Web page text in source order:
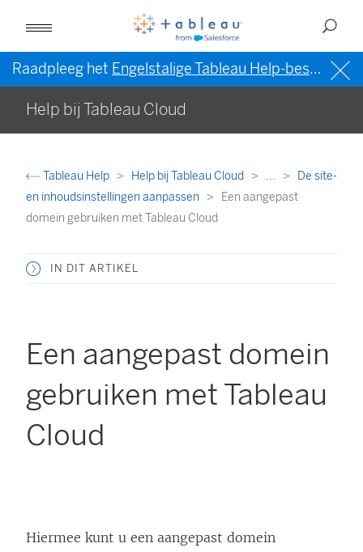
Raadpleeg het Engelstalige Tableau Help-bestand (VS)
Help bij Tableau Cloud
Tableau Help Help bij Tableau Cloud ...
De site-
en inhoudsinstellingen aanpassen
Een aangepast
domein gebruiken met Tableau Cloud
IN DIT ARTIKEL
Een aangepast domein
gebruiken met Tableau
Cloud
Hiermee kunt u een aangepast domein